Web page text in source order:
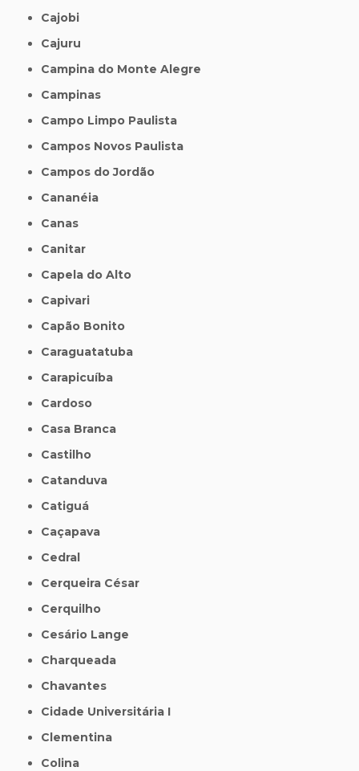
Cajobi
Cajuru
Campina do Monte Alegre
Campinas
Campo Limpo Paulista
Campos Novos Paulista
Campos do Jordão
Cananéia
Canas
Canitar
Capela do Alto
Capivari
Capão Bonito
Caraguatatuba
Carapicuíba
Cardoso
Casa Branca
Castilho
Catanduva
Catiguá
Caçapava
Cedral
Cerqueira César
Cerquilho
Cesário Lange
Charqueada
Chavantes
Cidade Universitária I
Clementina
Colina